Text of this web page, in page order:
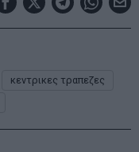
κεντρικες τραπεζες